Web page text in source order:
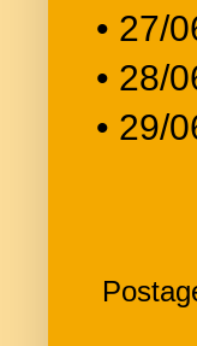
• 27/
• 28/
• 29/